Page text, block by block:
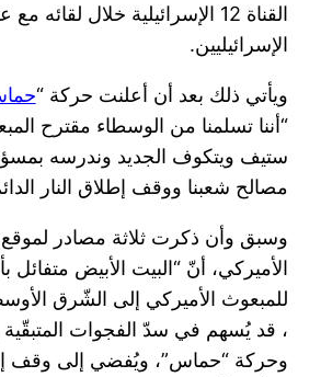
القناة 12 الإسرائيلية خلال
الإسرائيليين.
ويأتي ذلك بعد أن أعلنت حركة “​​
“أننا تسلمنا من الوسطاء مقترح
ستيف ​ويتكوف​ الجديد وندرسه
مصالح شعبنا ووقف إطلاق النار
وسبق وأن ذكرت ثلاثة مصادر
الأميركي، أنّ “​البيت الأبيض​ متفائل
للمبعوث الأميركي إلى الشّرق
، قد يُسهم في سدّ الفجوات المتبقّية
وحركة “حماس”، ويُفضي إلى وقف